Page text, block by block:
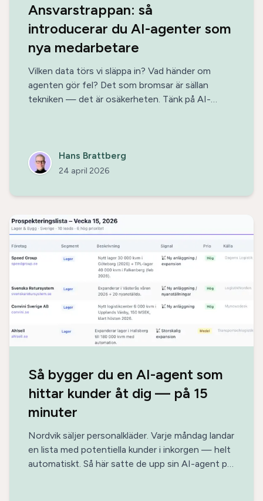
Ansvarstrappan: så
introducerar du AI-agenter som
nya medarbetare
Vilken data törs vi släppa in? Vad händer om
agenten gör fel? Det som bromsar är sällan
tekniken — det är osäkerheten. Tänk på AI-
Hans Brattberg
24 april 2026
Så bygger du en AI-agent som
hittar kunder åt dig — på 15
minuter
Nordvik säljer personalkläder. Varje måndag landar
en lista med potentiella kunder i inkorgen — helt
automatiskt. Så här satte de upp sin AI-agent på